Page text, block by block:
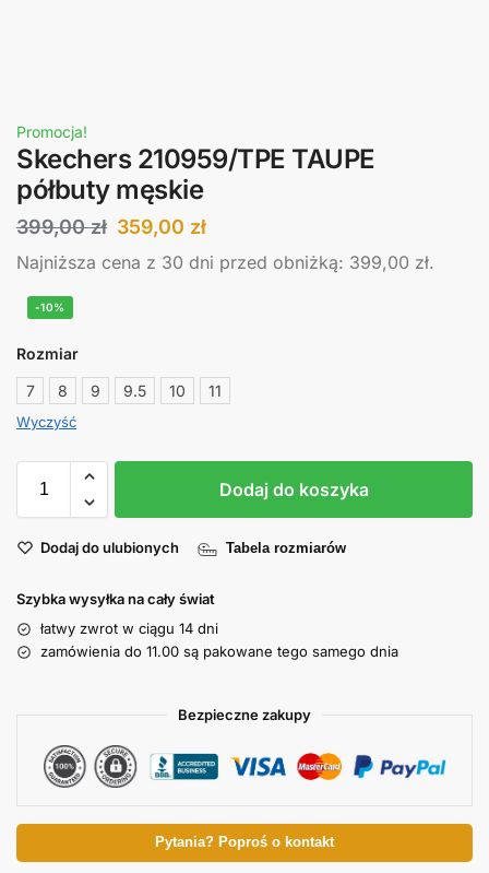
Promocja!
Skechers 210959/TPE TAUPE
półbuty męskie
399,00zł 359,00 zł
Najniższa cena z 30 dni przed obniżką: 399,00 zł.
-10%
Rozmiar
7
8 9 9.5 10 11
Wyczyść
Dodaj do koszyka
Dodaj do ulubionych Tabela rozmiarów
Szybka wysyłka na cały świat
łatwy zwrot w ciągu 14 dni
zamówienia do 11.00 są pakowane tego samego dnia
Bezpieczne zakupy
Pytania? Poproś o kontakt